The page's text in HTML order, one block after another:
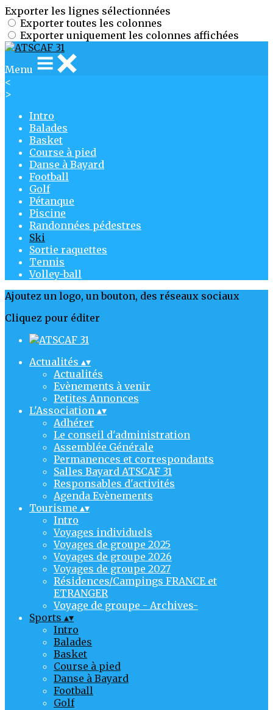
Exporter les lignes sélectionnées
Exporter toutes les colonnes
Exporter uniquement les colonnes affichées
Menu
<
>
Intro
Balades
Basket
Course à pied
Danse à Bayard
Football
Golf
Pétanque
Piscine
Randonnées pédestres
Ski
Sortie raquettes
Tennis
Volley-ball
Ajoutez un logo, un bouton, des réseaux sociaux
Cliquez pour éditer
Actualités ▴▾
Actualités
Evènements à venir
Petites Annonces
L'Association ▴▾
Adhérer
Le conseil d'administration
Assemblée Générale
Permanences et correspondants
Salles Bayard ATSCAF 31
Responsables d'activités
Agenda Evènements
Tourisme ▴▾
Intro
Voyages individuels
Voyages de groupe 2025
Voyages de groupe 2026
Voyages de groupe 2027
Résidences/Campings FRANCE et
ETRANGER
Voyage de groupe - Archives-
Sports ▴▾
Intro
Balades
Basket
Course à pied
Danse à Bayard
Football
Golf